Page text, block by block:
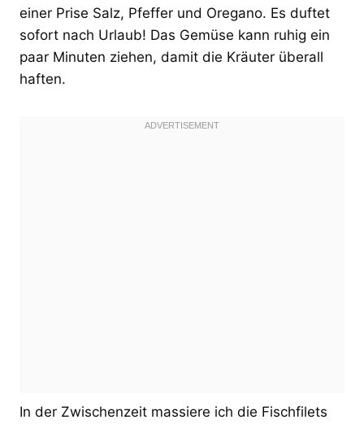
einer Prise Salz, Pfeffer und Oregano. Es duftet
sofort nach Urlaub! Das Gemüse kann ruhig ein
paar Minuten ziehen, damit die Kräuter überall
haften.
In der Zwischenzeit massiere ich die Fischfilets